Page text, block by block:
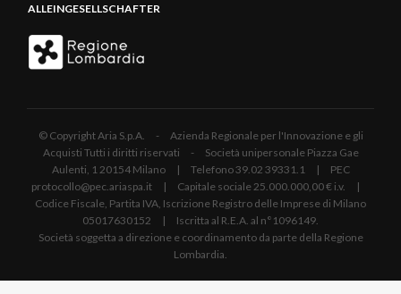
ALLEINGESELLSCHAFTER
© Copyright Aria S.p.A. - Azienda Regionale per l'Innovazione e gli
Acquisti Tutti i diritti riservati - Società unipersonale Piazza Gae
Aulenti, 1 20154 Milano | Telefono 39.02 39331.1 | PEC
protocollo@pec.ariaspa.it | Capitale sociale 25.000.000,00 € i.v. |
Codice Fiscale, Partita IVA, Iscrizione Registro delle Imprese di Milano
05017630152 | Iscritta al R.E.A. al n°1096149.
Società soggetta a direzione e coordinamento da parte della Regione
Lombardia.